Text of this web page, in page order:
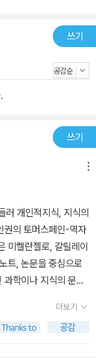
쓰기
쓰기
개인적지식, 지식의
권의 토머스페인-역자
미켈란젤로, 갈릴레이
트, 논문을 중심으로
학이나 지식의 문제
앎의 행위에는 늘 신
그러므로 알게된 사
각일 뿐..... 하지만 전
더보기